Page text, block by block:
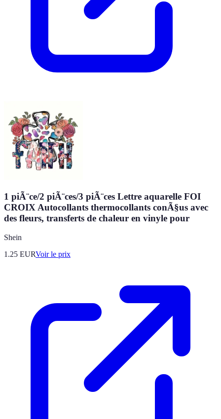
1 piÃ¨ce/2 piÃ¨ces/3 piÃ¨ces Lettre aquarelle FOI
CROIX Autocollants thermocollants conÃ§us avec
des fleurs, transferts de chaleur en vinyle pour
Shein
1.25 EURVoir le prix